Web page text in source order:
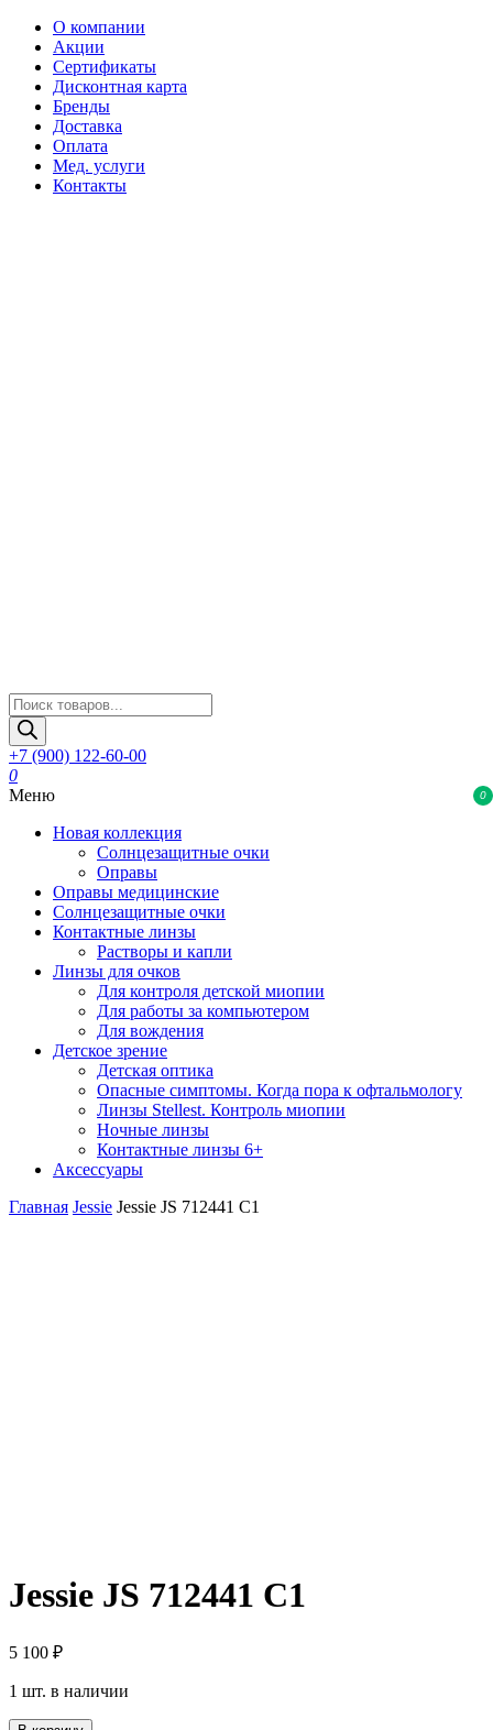
О компании
Акции
Сертификаты
Дисконтная карта
Бренды
Доставка
Оплата
Мед. услуги
Контакты
Поиск
товаров
+7 (900) 122-60-00
0
0
Меню
Новая коллекция
Солнцезащитные очки
Оправы
Оправы медицинские
Солнцезащитные очки
Контактные линзы
Растворы и капли
Линзы для очков
Для контроля детской миопии
Для работы за компьютером
Для вождения
Детское зрение
Детская оптика
Опасные симптомы. Когда пора к офтальмологу
Линзы Stellest. Контроль миопии
Ночные линзы
Контактные линзы 6+
Аксессуары
Главная Jessie Jessie JS 712441 C1
Jessie JS 712441 C1
5 100 ₽
1 шт. в наличии